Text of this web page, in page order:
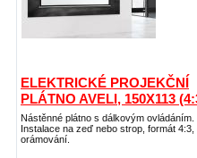
ELEKTRICKÉ PROJEKČNÍ
PLÁTNO AVELI, 150X113
Nástěnné plátno s dálkovým ovládáním.
Instalace na zeď nebo strop, formát 4:3,
orámování.